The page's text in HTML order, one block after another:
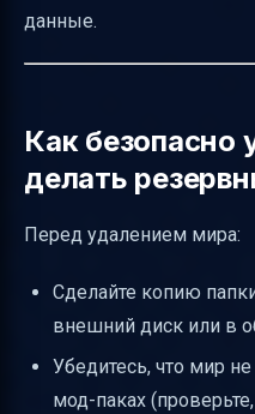
данные.
Как безопасно
делать
Перед удалением мира:
Сделайте копию
внешний диск или в
Убедитесь, что мир
мод-паках